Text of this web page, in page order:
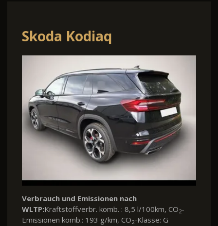
Skoda Kodiaq
Verbrauch und Emissionen nach
WLTP:Kraftstoffverbr. komb. : 8,5 l/100km, CO2-
Emissionen komb.: 193 g/km, CO2-Klasse: G